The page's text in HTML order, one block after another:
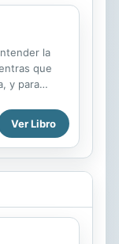
la
que
y para
es el
último
que
más
de la
diversas
Ver Libro